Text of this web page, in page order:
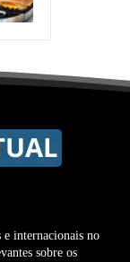
e internacionais no
sobre os